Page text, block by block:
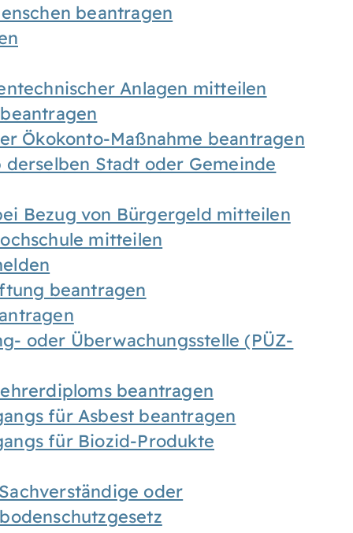
beantragen
Anlagen mitteilen
Ökokonto-Maßnahme beantragen
Stadt oder Gemeinde
Bezug von Bürgergeld mitteilen
mitteilen
beantragen
oder Überwachungsstelle (PÜZ-
beantragen
für Asbest beantragen
für Biozid-Produkte
oder